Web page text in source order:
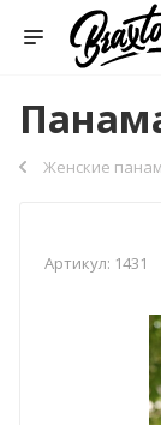
Женские
Артикул: 1431